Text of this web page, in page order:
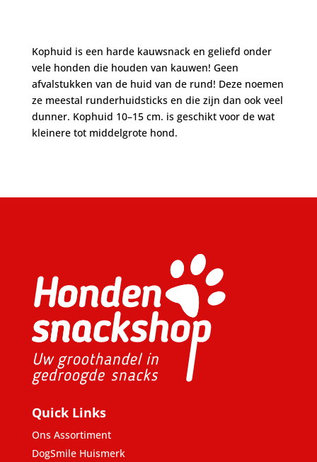
Kophuid is een harde kauwsnack en geliefd onder
vele honden die houden van kauwen! Geen
afvalstukken van de huid van de rund! Deze noemen
ze meestal runderhuidsticks en die zijn dan ook veel
dunner. Kophuid 10–15 cm. is geschikt voor de wat
kleinere tot middelgrote hond.
Quick Links
Ons Assortiment
DogSmile Huismerk